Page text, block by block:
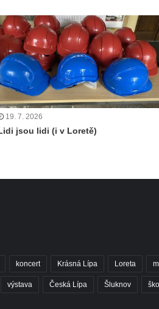
19. 7. 2026
jsou lidi (i v Loretě)
koncert Krásná Lípa Loreta
výstava Česká Lípa Šluknov